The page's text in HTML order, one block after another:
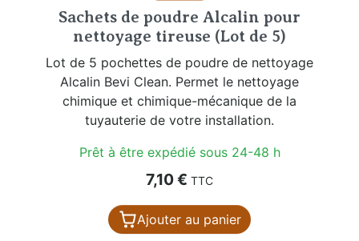
Sachets de poudre Alcalin pour
nettoyage tireuse (Lot de 5)
Lot de 5 pochettes de poudre de nettoyage
Alcalin Bevi Clean. Permet le nettoyage
chimique et chimique-mécanique de la
tuyauterie de votre installation.
Prêt à être expédié sous 24-48 h
Prix
7,10 € TTC
Ajouter au panier